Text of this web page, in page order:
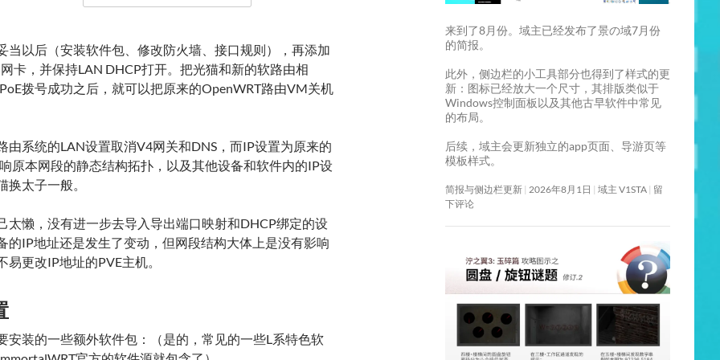
当以后（安装软件包、修改防火墙、接口规则），再添加
卡，并保持LAN DHCP打开。把光猫和新的软路由相
拨号成功之后，就可以把原来的OpenWRT路由VM关机
由系统的LAN设置取消V4网关和DNS，而IP设置为原来的
原本网段的静态结构拓扑，以及其他设备和软件内的IP设
换太子一般。
太懒，没有进一步去导入导出端口映射和DHCP绑定的设
的IP地址还是发生了变动，但网段结构大体上是没有影响
易更改IP地址的PVE主机。
安装的一些额外软件包：（是的，常见的一些L系特色软
来到了8月份。域主已经发布了景の域7月份
的简报。
此外，侧边栏的小工具部分也得到了样式的更
新：图标已经放大一个尺寸，其排版类似于
Windows控制面板以及其他古早软件中常见
的布局。
后续，域主会更新独立的app页面、导游页等
模板样式。
简报与侧边栏更新 2026年8月1日 域主 V1STA 留
下评论